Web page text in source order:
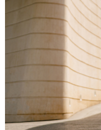
Ostatné
Motivácia
Zdravie